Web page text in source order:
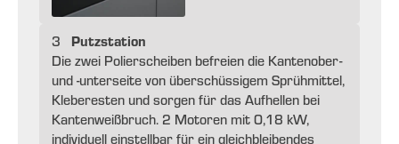
3 Putzstation
Die zwei Polierscheiben befreien die Kantenober-
und -unterseite von überschüssigem Sprühmittel,
Kleberesten und sorgen für das Aufhellen bei
Kantenweißbruch. 2 Motoren mit 0,18 kW,
individuell einstellbar für ein gleichbleibendes